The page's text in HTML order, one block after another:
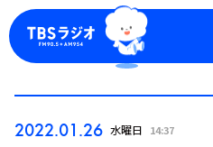
2022.01.26 水曜日 14:37